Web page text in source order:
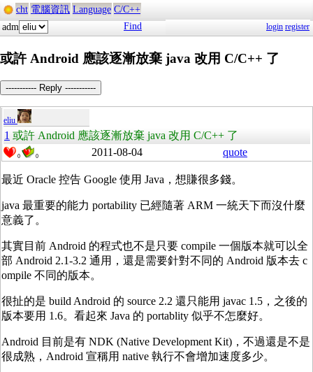
cht 電腦資訊 Language C/C++
adm
Find login register
或許 Android 應該逐漸放棄 java 改用 C/C++ 了
----------- Reply -----------
eliu
1 或許 Android 應該逐漸放棄 java 改用 C/C++ 了
0 0 2011-08-04 quote
最近 Oracle 控告 Google 使用 Java，想賺很多錢。
java 最重要的能力 portability 已經隨著 ARM 一統天下而沒什麼
意義了。
其實目前 Android 的程式也不是只要 compile 一個版本就可以全
部 Android 2.1-3.2 通用，還是需要針對不同的 Android 版本去 c
ompile 不同的版本。
很扯的是 build Android 的 source 2.2 還只能用 javac 1.5，之後的
版本要用 1.6。看起來 Java 的 portablity 似乎不怎麼好。
Android 目前是有 NDK (Native Development Kit)，不過還是不是
很成熟，Android 宣稱用 native 執行不會增加速度多少。